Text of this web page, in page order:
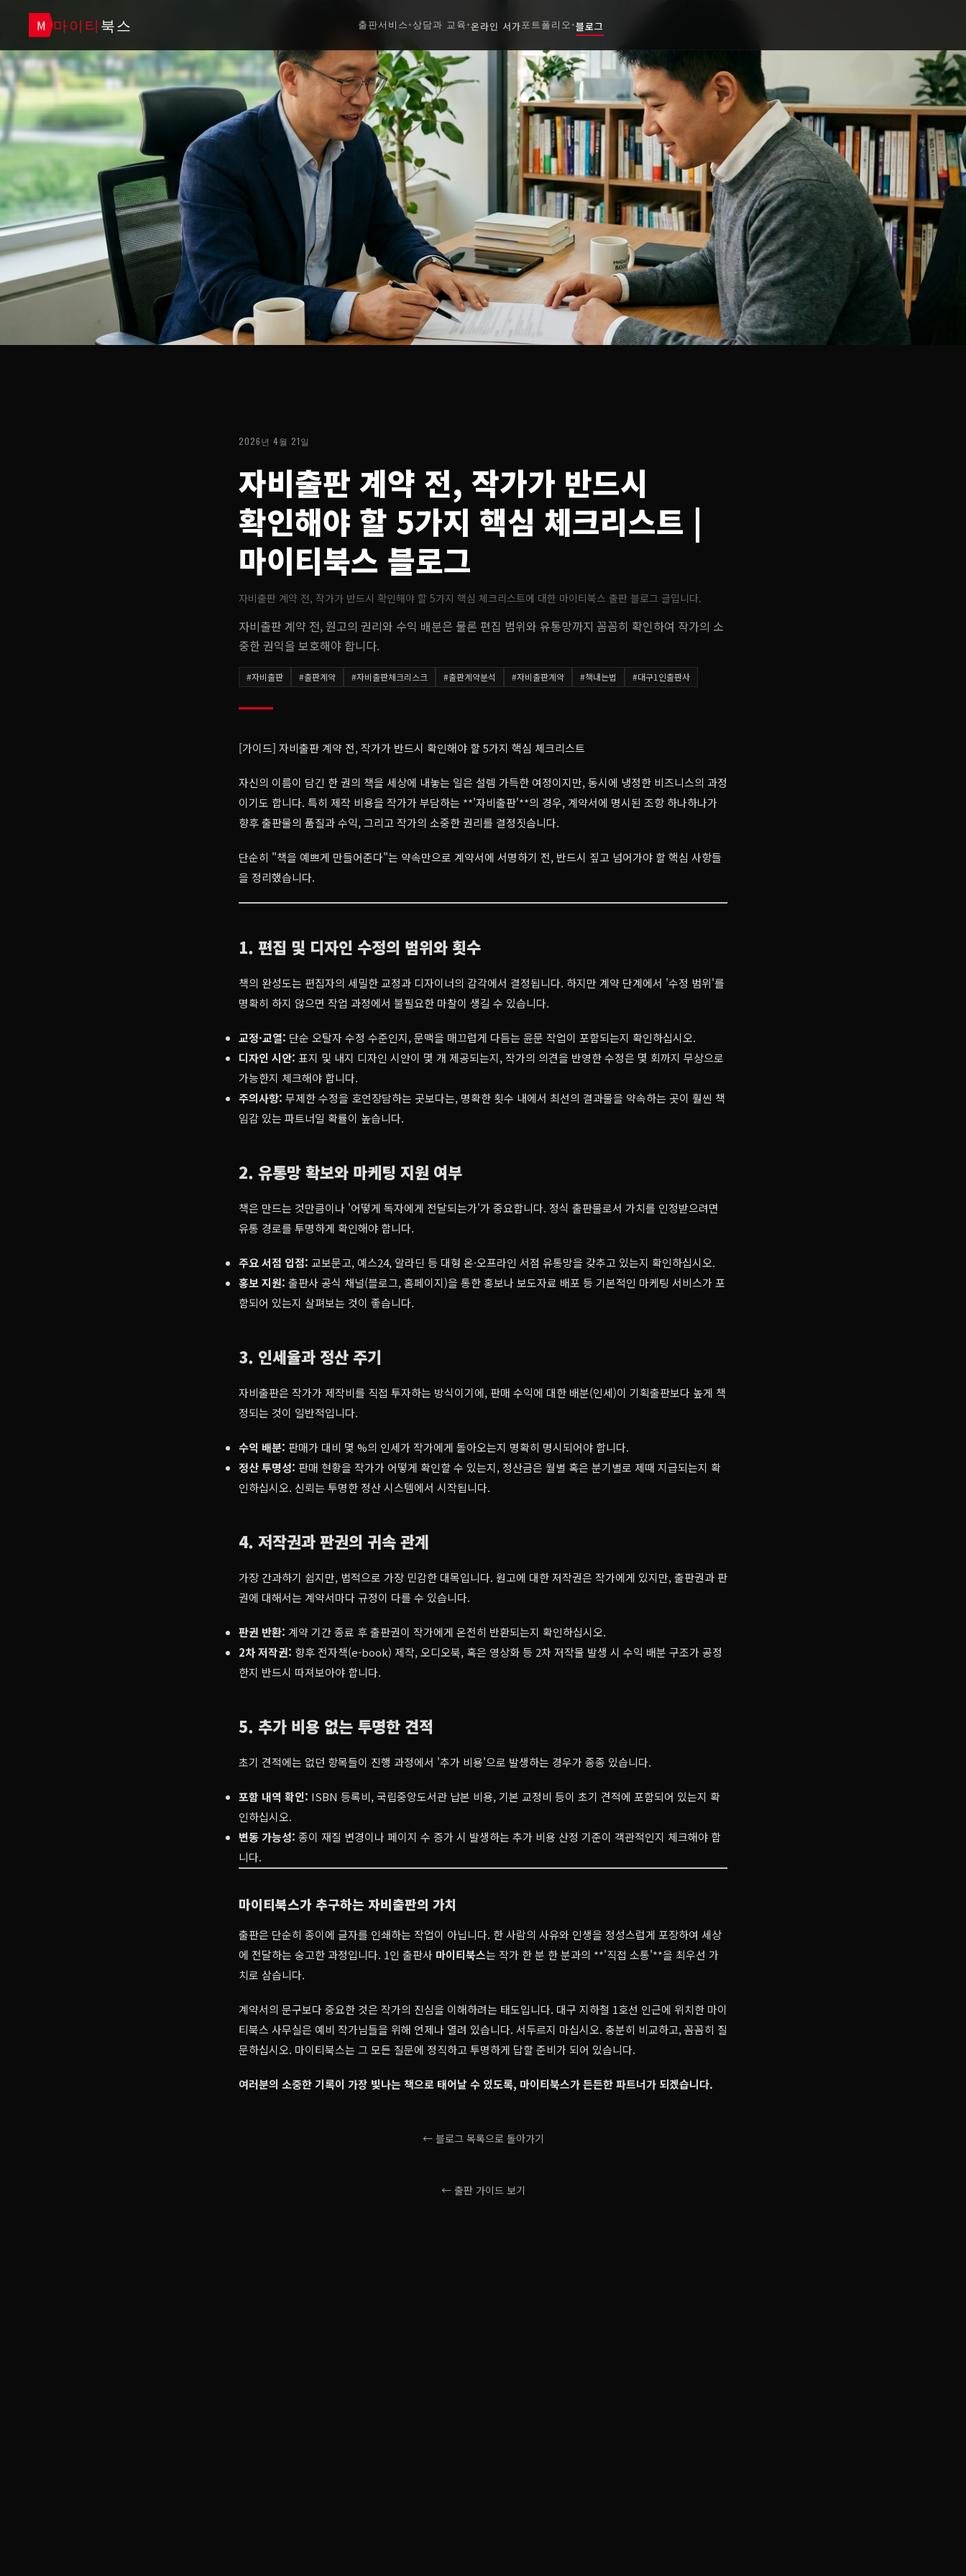
M 마이티 북스 출판서비스 +상담과 교육 +온라인 서가 포트폴리오 +블로그
2026년 4월 21일
자비출판 계약 전, 작가가 반드시
확인해야 할 5가지 핵심 체크리스트 |
마이티북스 블로그
자비출판 계약 전, 작가가 반드시 확인해야 할 5가지 핵심 체크리스트에 대한 마이티북스 출판 블로그 글입니다.
자비출판 계약 전, 원고의 권리와 수익 배분은 물론 편집 범위와 유통망까지 꼼꼼히 확인하여 작가의 소
중한 권익을 보호해야 합니다.
#자비출판 #출판계약 #자비출판체크리스크 #출판계약분석 #자비출판계약 #책내는법 #대구1인출판사
[가이드] 자비출판 계약 전, 작가가 반드시 확인해야 할 5가지 핵심 체크리스트
자신의 이름이 담긴 한 권의 책을 세상에 내놓는 일은 설렘 가득한 여정이지만, 동시에 냉정한 비즈니스의 과정
이기도 합니다. 특히 제작 비용을 작가가 부담하는 **'자비출판'**의 경우, 계약서에 명시된 조항 하나하나가
향후 출판물의 품질과 수익, 그리고 작가의 소중한 권리를 결정짓습니다.
단순히 "책을 예쁘게 만들어준다"는 약속만으로 계약서에 서명하기 전, 반드시 짚고 넘어가야 할 핵심 사항들
을 정리했습니다.
1. 편집 및 디자인 수정의 범위와 횟수
책의 완성도는 편집자의 세밀한 교정과 디자이너의 감각에서 결정됩니다. 하지만 계약 단계에서 '수정 범위'를
명확히 하지 않으면 작업 과정에서 불필요한 마찰이 생길 수 있습니다.
교정·교열: 단순 오탈자 수정 수준인지, 문맥을 매끄럽게 다듬는 윤문 작업이 포함되는지 확인하십시오.
디자인 시안: 표지 및 내지 디자인 시안이 몇 개 제공되는지, 작가의 의견을 반영한 수정은 몇 회까지 무상으로
가능한지 체크해야 합니다.
주의사항: 무제한 수정을 호언장담하는 곳보다는, 명확한 횟수 내에서 최선의 결과물을 약속하는 곳이 훨씬 책
임감 있는 파트너일 확률이 높습니다.
2. 유통망 확보와 마케팅 지원 여부
책은 만드는 것만큼이나 '어떻게 독자에게 전달되는가'가 중요합니다. 정식 출판물로서 가치를 인정받으려면
유통 경로를 투명하게 확인해야 합니다.
주요 서점 입점: 교보문고, 예스24, 알라딘 등 대형 온·오프라인 서점 유통망을 갖추고 있는지 확인하십시오.
홍보 지원: 출판사 공식 채널(블로그, 홈페이지)을 통한 홍보나 보도자료 배포 등 기본적인 마케팅 서비스가 포
함되어 있는지 살펴보는 것이 좋습니다.
3. 인세율과 정산 주기
자비출판은 작가가 제작비를 직접 투자하는 방식이기에, 판매 수익에 대한 배분(인세)이 기획출판보다 높게 책
정되는 것이 일반적입니다.
수익 배분: 판매가 대비 몇 %의 인세가 작가에게 돌아오는지 명확히 명시되어야 합니다.
정산 투명성: 판매 현황을 작가가 어떻게 확인할 수 있는지, 정산금은 월별 혹은 분기별로 제때 지급되는지 확
인하십시오. 신뢰는 투명한 정산 시스템에서 시작됩니다.
4. 저작권과 판권의 귀속 관계
가장 간과하기 쉽지만, 법적으로 가장 민감한 대목입니다. 원고에 대한 저작권은 작가에게 있지만, 출판권과 판
권에 대해서는 계약서마다 규정이 다를 수 있습니다.
판권 반환: 계약 기간 종료 후 출판권이 작가에게 온전히 반환되는지 확인하십시오.
2차 저작권: 향후 전자책(e-book) 제작, 오디오북, 혹은 영상화 등 2차 저작물 발생 시 수익 배분 구조가 공정
한지 반드시 따져보아야 합니다.
5. 추가 비용 없는 투명한 견적
초기 견적에는 없던 항목들이 진행 과정에서 '추가 비용'으로 발생하는 경우가 종종 있습니다.
포함 내역 확인: ISBN 등록비, 국립중앙도서관 납본 비용, 기본 교정비 등이 초기 견적에 포함되어 있는지 확
인하십시오.
변동 가능성: 종이 재질 변경이나 페이지 수 증가 시 발생하는 추가 비용 산정 기준이 객관적인지 체크해야 합
니다.
마이티북스가 추구하는 자비출판의 가치
출판은 단순히 종이에 글자를 인쇄하는 작업이 아닙니다. 한 사람의 사유와 인생을 정성스럽게 포장하여 세상
에 전달하는 숭고한 과정입니다. 1인 출판사 마이티북스는 작가 한 분 한 분과의 **'직접 소통'**을 최우선 가
치로 삼습니다.
계약서의 문구보다 중요한 것은 작가의 진심을 이해하려는 태도입니다. 대구 지하철 1호선 인근에 위치한 마이
티북스 사무실은 예비 작가님들을 위해 언제나 열려 있습니다. 서두르지 마십시오. 충분히 비교하고, 꼼꼼히 질
문하십시오. 마이티북스는 그 모든 질문에 정직하고 투명하게 답할 준비가 되어 있습니다.
여러분의 소중한 기록이 가장 빛나는 책으로 태어날 수 있도록, 마이티북스가 든든한 파트너가 되겠습니다.
← 블로그 목록으로 돌아가기
← 출판 가이드 보기